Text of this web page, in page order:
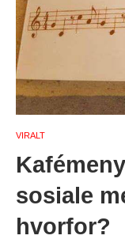
VIRALT
sosiale
hvorfor?